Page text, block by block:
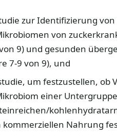
zur Identifizierung
von
9) und gesunden
7-9 von 9), und
um festzustellen, ob
einer
kommerziellen Nahrung